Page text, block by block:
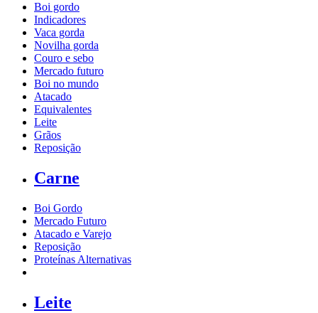
Boi gordo
Indicadores
Vaca gorda
Novilha gorda
Couro e sebo
Mercado futuro
Boi no mundo
Atacado
Equivalentes
Leite
Grãos
Reposição
Carne
Boi Gordo
Mercado Futuro
Atacado e Varejo
Reposição
Proteínas Alternativas
Leite